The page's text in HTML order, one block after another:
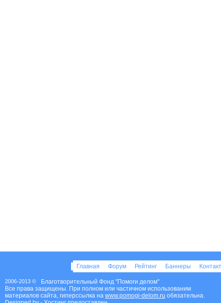
Главная Форум Рейтинг Баннеры
2006-2013 ©
Благотворительный Фонд "Помоги делом"
Все права защищены. При полном или частичном использованим
материалов сайта, гиперссылка на www.pomogi-delom.ru обязательна.